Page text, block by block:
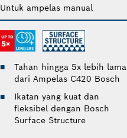
Untuk ampelas manual
Tahan hingga 5x lebih lama
dari Ampelas C420 Bosch
Ikatan yang kuat dan
fleksibel dengan Bosch
Surface Structure